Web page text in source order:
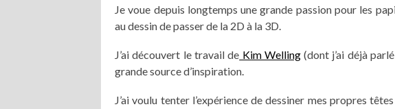
Je voue depuis longtemps une grande passion pour les
au dessin de passer de la 2D à la 3D.
J’ai découvert le travail de Kim Welling(dont j’ai déjà parlé
grande source d’inspiration.
J’ai voulu tenter l’expérience de dessiner mes propres